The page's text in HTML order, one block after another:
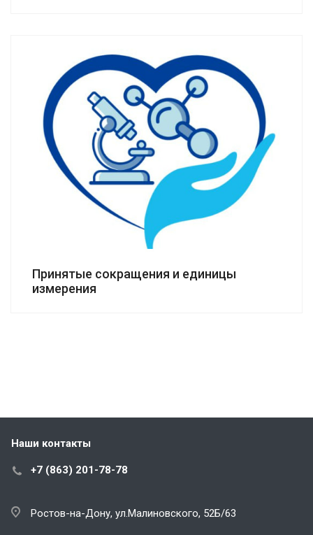
Принятые сокращения и единицы
измерения
Наши контакты
+7 (863) 201-78-78
Ростов-на-Дону, ул.Малиновского, 52Б/63